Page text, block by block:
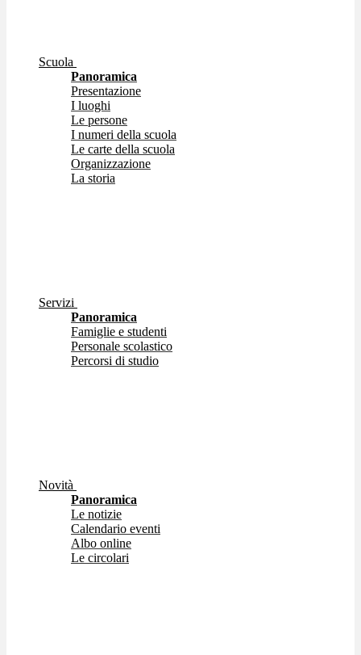
Scuola
Panoramica
Presentazione
I luoghi
Le persone
I numeri della scuola
Le carte della scuola
Organizzazione
La storia
Servizi
Panoramica
Famiglie e studenti
Personale scolastico
Percorsi di studio
Novità
Panoramica
Le notizie
Calendario eventi
Albo online
Le circolari